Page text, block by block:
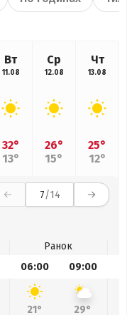
Вт
11.08
32°
13°
Ср
12.08
26°
15°
Чт
13.08
25°
12°
7/14
Ранок
06:00 09:00
21° 29°